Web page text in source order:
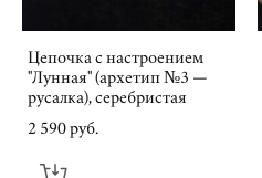
Цепочка с настроением
"Лунная" (архетип №3 —
русалка), серебристая
2 590 pуб.